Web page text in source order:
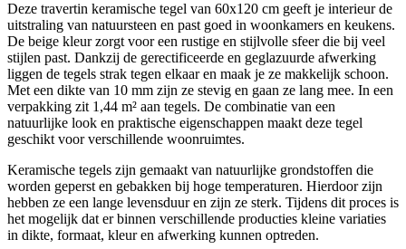
Deze travertin keramische tegel van 60x120 cm geeft je interieur de
uitstraling van natuursteen en past goed in woonkamers en keukens.
De beige kleur zorgt voor een rustige en stijlvolle sfeer die bij veel
stijlen past. Dankzij de gerectificeerde en geglazuurde afwerking
liggen de tegels strak tegen elkaar en maak je ze makkelijk schoon.
Met een dikte van 10 mm zijn ze stevig en gaan ze lang mee. In een
verpakking zit 1,44 m² aan tegels. De combinatie van een
natuurlijke look en praktische eigenschappen maakt deze tegel
geschikt voor verschillende woonruimtes.
Keramische tegels zijn gemaakt van natuurlijke grondstoffen die
worden geperst en gebakken bij hoge temperaturen. Hierdoor zijn
hebben ze een lange levensduur en zijn ze sterk. Tijdens dit proces is
het mogelijk dat er binnen verschillende producties kleine variaties
in dikte, formaat, kleur en afwerking kunnen optreden.